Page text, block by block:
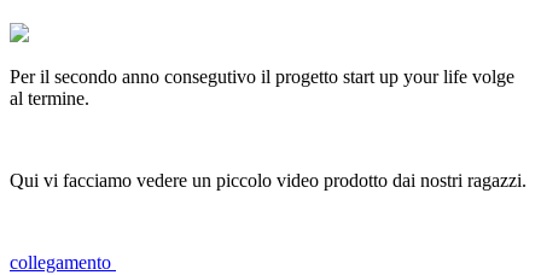
Per il secondo anno consegutivo il progetto start up your life volge
al termine.
Qui vi facciamo vedere un piccolo video prodotto dai nostri ragazzi.
collegamento